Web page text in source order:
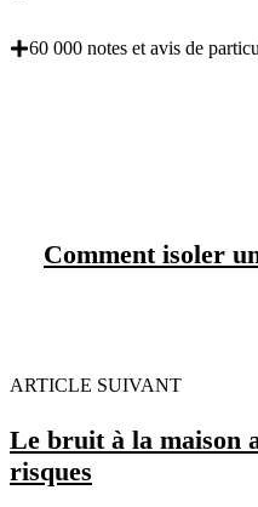
60 000 notes et avis de
Comment isoler
ARTICLE SUIVANT
Le bruit à la maison
risques